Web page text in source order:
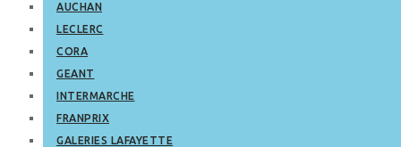
AUCHAN
LECLERC
CORA
GEANT
INTERMARCHE
FRANPRIX
GALERIES LAFAYETTE